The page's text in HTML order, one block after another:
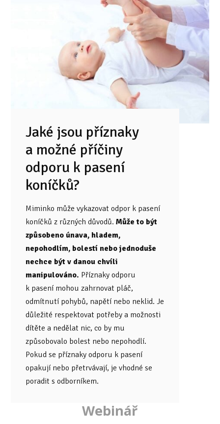
Jaké jsou příznaky
a možné příčiny
odporu k pasení
koníčků?
Miminko může vykazovat odpor k pasení
koníčků z různých důvodů.Může to být
způsobeno únava, hladem,
nepohodlím, bolestí nebo jednoduše
nechce být v danou chvíli
manipulováno. Příznaky odporu
k pasení mohou zahrnovat pláč,
odmítnutí pohybů, napětí nebo neklid. Je
důležité respektovat potřeby a možnosti
dítěte a nedělat nic, co by mu
způsobovalo bolest nebo nepohodlí.
Pokud se příznaky odporu k pasení
opakují nebo přetrvávají, je vhodné se
poradit s odborníkem.
Webinář